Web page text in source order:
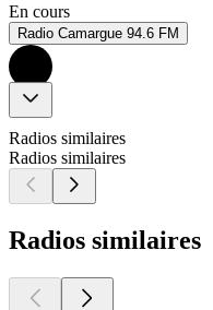
En cours
Radio Camargue 94.6 FM
Radios similaires
Radios similaires
Radios similaires